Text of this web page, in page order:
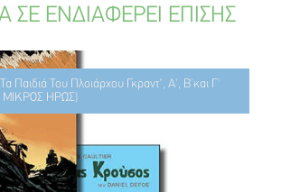
ΣΕ ΕΝΔΙΑΦΕΡΕΙ ΕΠΙΣΗΣ
Παιδιά Του Πλοιάρχου Γκραντ", Α', Β'και Γ'
ΜΙΚΡΟΣ ΗΡΩΣ)